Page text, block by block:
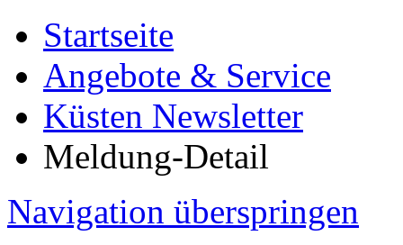
Startseite
Angebote & Service
Küsten Newsletter
Meldung-Detail
Navigation überspringen